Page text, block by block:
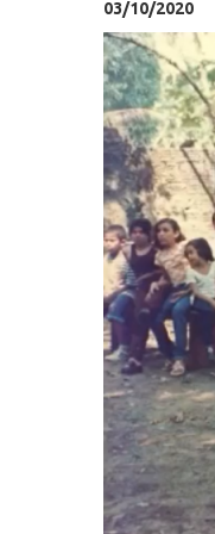
03/10/2020